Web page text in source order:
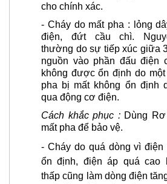
cho chính xác.
- Cháy do mất pha : lỏng
điện, đứt cầu chì.
thường do sự tiếp xúc giữa
nguồn vào phần đấu điện
không được ổn định do
pha bị mất không ổn định
qua động cơ điện.
Cách khắc phục : Dùng
mất pha để bảo vệ.
- Cháy do quá dòng vì điện
ổn định, điện áp quá cao
thấp cũng làm dòng điện